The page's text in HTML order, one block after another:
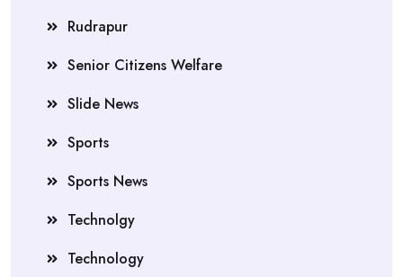
Rudrapur
Senior Citizens Welfare
Slide News
Sports
Sports News
Technolgy
Technology